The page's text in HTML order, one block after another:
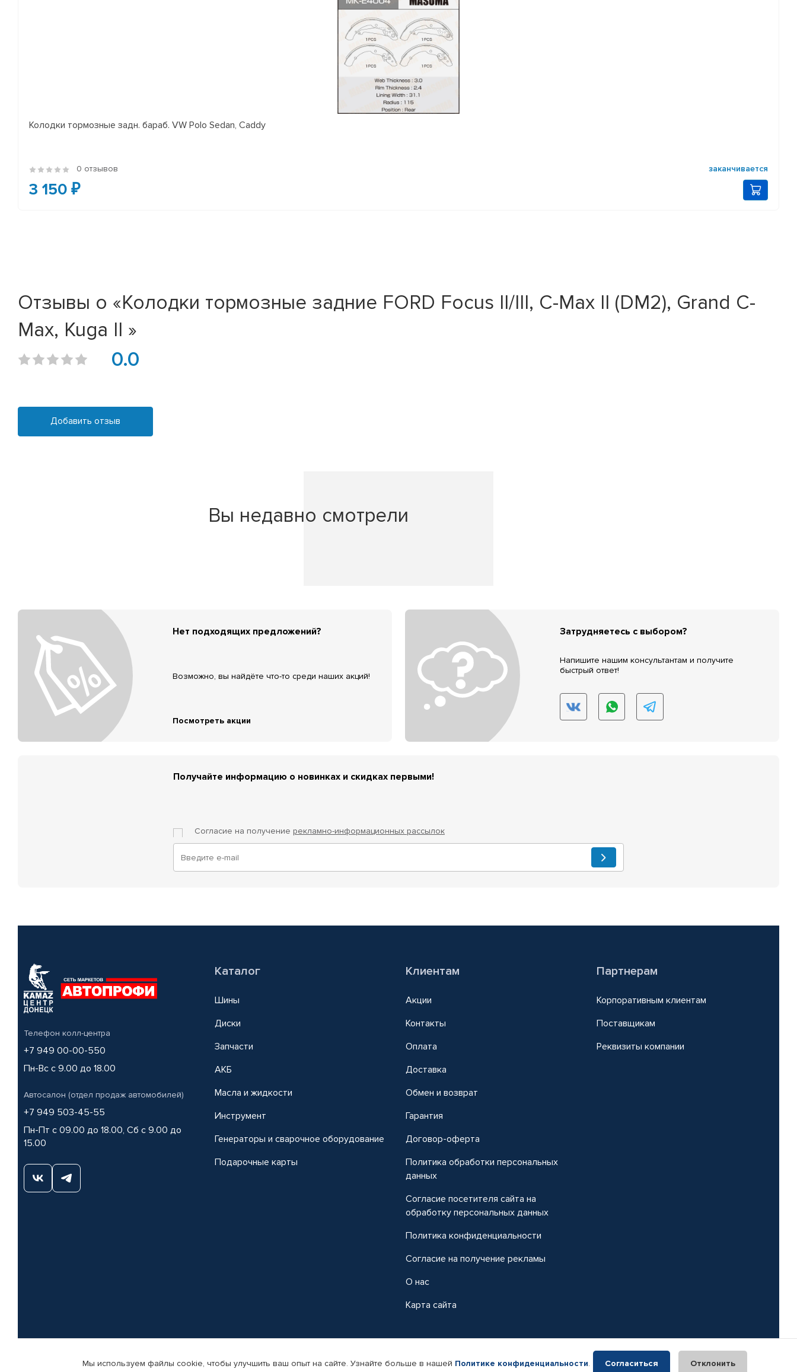
Колодки тормозные задн. бараб. VW Polo Sedan, Caddy
0 отзывов заканчивается
3 150 ₽
Отзывы о «Колодки тормозные задние FORD Focus II/III, C-Max II (DM2), Grand C-
Max, Kuga II »
0.0
Добавить отзыв
Вы недавно смотрели
Нет подходящих предложений?
Возможно, вы найдёте что-то среди наших акций!
Посмотреть акции
Затрудняетесь с выбором?
Напишите нашим консультантам и получите
быстрый ответ!
Получайте информацию о новинках и скидках первыми!
Согласие на получение рекламно-информационных рассылок
Телефон колл-центра
+7 949 00-00-550
Пн-Вс с 9.00 до 18.00
Автосалон (отдел продаж автомобилей)
+7 949 503-45-55
Пн-Пт с 09.00 до 18.00, Сб с 9.00 до
15.00
Каталог
Шины
Диски
Запчасти
АКБ
Масла и жидкости
Инструмент
Генераторы и сварочное оборудование
Подарочные карты
Клиентам
Акции
Контакты
Оплата
Доставка
Обмен и возврат
Гарантия
Договор-оферта
Политика обработки персональных
данных
Согласие посетителя сайта на
обработку персональных данных
Политика конфиденциальности
Согласие на получение рекламы
О нас
Карта сайта
Партнерам
Корпоративным клиентам
Поставщикам
Реквизиты компании
© КАМАЗ ЦЕНТР ДОНЕЦК, 2015-2026. Все права защищены. Интернет-магазин автомобильных товаров Автопрофи.
Мы используем файлы cookie, чтобы улучшить ваш опыт на сайте. Узнайте больше в нашей Политике конфиденциальности. Согласиться Отклонить